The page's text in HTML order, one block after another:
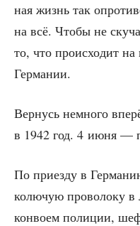
ная жизнь так
на всё. Что­бы не
то, что про­ис­хо­дит
Германии.
Вер­нусь немно­го
в 1942 год. 4 июня —
По при­ез­ду в
колю­чую про­во­ло­ку в
кон­во­ем поли­ции,